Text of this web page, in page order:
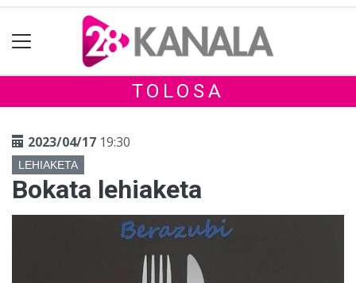
TOLOSA
2023/04/17 19:30
LEHIAKETA
Bokata lehiaketa